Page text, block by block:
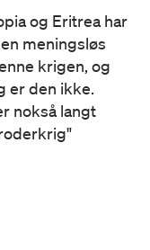
og Eritrea har
meningsløs
krigen, og
er den ikke.
nokså langt